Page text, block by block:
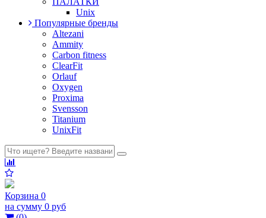
Unix
Популярные бренды
Altezani
Ammity
Carbon fitness
ClearFit
Orlauf
Oxygen
Proxima
Svensson
Titanium
UnixFit
Корзина 0
на сумму 0 руб